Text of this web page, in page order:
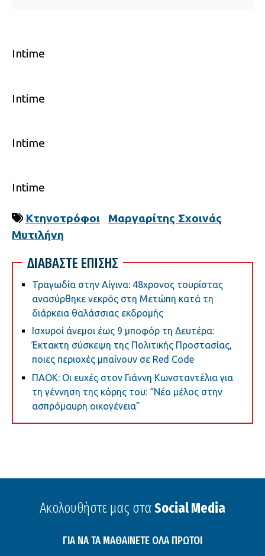
Intime
Intime
Intime
Intime
Κτηνοτρόφοι
Μαργαρίτης Σχοινάς
Μυτιλήνη
ΔΙΑΒΑΣΤΕ ΕΠΙΣΗΣ
Τραγωδία στην Αίγινα: 48χρονος τουρίστας
ανασύρθηκε νεκρός στη Μετώπη κατά τη
διάρκεια θαλάσσιας εκδρομής
Ισχυροί άνεμοι έως 9 μποφόρ τη Δευτέρα:
Έκτακτη σύσκεψη της Πολιτικής Προστασίας,
ποιες περιοχές μπαίνουν σε Red Code
ΠΑΟΚ: Οι ευχές στον Γιάννη Κωνσταντέλια για
τη γέννηση της κόρης του: “Νέο μέλος στην
ασπρόμαυρη οικογένεια”
Ακολουθήστε μας στα Social Media
ΓΙΑ ΝΑ ΤΑ ΜΑΘΑΙΝΕΤΕ ΟΛΑ ΠΡΩΤΟΙ